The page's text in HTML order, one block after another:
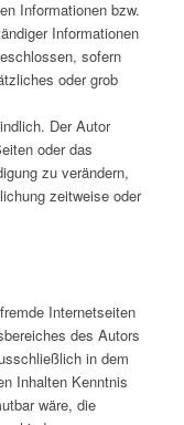
Informationen bzw.
Informationen
sofern
oder grob
Der Autor
oder das
zu verändern,
zeitweise oder
Internetseiten
des Autors
in dem
Inhalten Kenntnis
wäre, die